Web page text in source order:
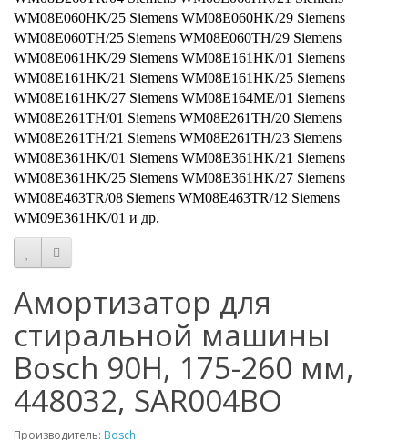
Амортизатор для
стиральной машины
Bosch 90Н, 175-260 мм,
448032, SAR004BO
Производитель: Bosch